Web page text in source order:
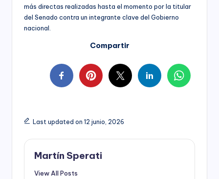
más directas realizadas hasta el momento por la titular
del Senado contra un integrante clave del Gobierno
nacional.
Compartir
Last updated on 12 junio, 2026
Martín Sperati
View All Posts